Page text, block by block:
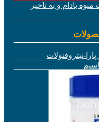
بادام و به تاخیر
نیتروفنولات